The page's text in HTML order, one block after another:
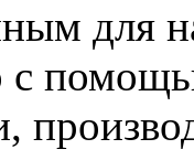
для
с